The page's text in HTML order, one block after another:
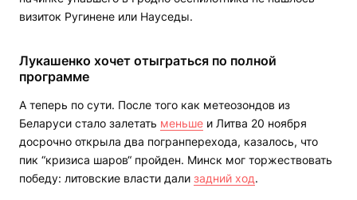
визиток Ругинене или Науседы.
Лукашенко хочет отыграться по полной
программе
А теперь по сути. После того как метеозондов из
Беларуси стало залетать меньше и Литва 20 ноября
досрочно открыла два погранперехода, казалось, что
пик “кризиса шаров“ пройден. Минск мог торжествовать
победу: литовские власти дали задний ход.